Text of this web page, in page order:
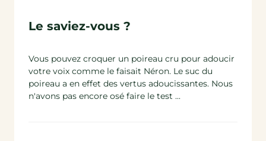
Le saviez-vous ?
Vous pouvez croquer un poireau cru pour adoucir
votre voix comme le faisait Néron. Le suc du
poireau a en effet des vertus adoucissantes. Nous
n'avons pas encore osé faire le test ...